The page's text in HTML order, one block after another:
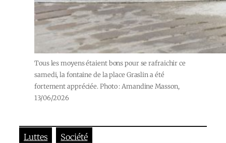
Tous les moyens étaient bons pour se rafraichir ce
samedi, la fontaine de la place Graslin a été
fortement appréciée. Photo : Amandine Masson,
13/06/2026
Luttes
Société